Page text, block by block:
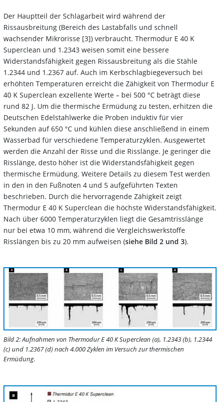
Der Hauptteil der Schlagarbeit wird während der
Rissausbreitung (Bereich des Lastabfalls und schnell
wachsender Mikrorisse [3]) verbraucht. Thermodur E 40 K
Superclean und 1.2343 weisen somit eine bessere
Widerstandsfähigkeit gegen Rissausbreitung als die Stähle
1.2344 und 1.2367 auf. Auch im Kerbschlagbiegeversuch bei
erhöhten Temperaturen erreicht die Zähigkeit von Thermodur E
40 K Superclean exzellente Werte – bei 500 °C beträgt diese
rund 82 J. Um die thermische Ermüdung zu testen, erhitzen die
Deutschen Edelstahlwerke die Proben induktiv für vier
Sekunden auf 650 °C und kühlen diese anschließend in einem
Wasserbad für verschiedene Temperaturzyklen. Ausgewertet
werden die Anzahl der Risse und die Risslänge. Je geringer die
Risslänge, desto höher ist die Widerstandsfähigkeit gegen
thermische Ermüdung. Weitere Details zu diesem Test werden
in den in den Fußnoten 4 und 5 aufgeführten Texten
beschrieben. Durch die hervorragende Zähigkeit zeigt
Thermodur E 40 K Superclean die höchste Widerstandsfähigkeit.
Nach über 6000 Temperaturzyklen liegt die Gesamtrisslänge
nur bei etwa 10 mm, während die Vergleichswerkstoffe
Risslängen bis zu 20 mm aufweisen (siehe Bild 2 und 3).
Bild 2: Aufnahmen von Thermodur E 40 K Superclean (a), 1.2343 (b), 1.2344
(c) und 1.2367 (d) nach 4.000 Zyklen im Versuch zur thermischen
Ermüdung.